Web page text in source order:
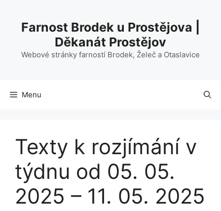
obsahFarnost Brodek u Prostějova |
Děkanát Prostějov
Webové stránky farností Brodek, Želeč a Otaslavice
Menu
Texty k rozjímání v
týdnu od 05. 05.
2025 – 11. 05. 2025